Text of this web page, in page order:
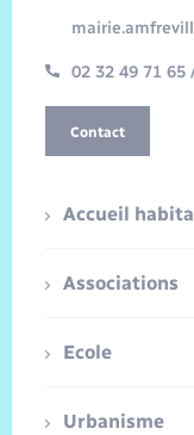
02 32 49 71 65
Contact
Accueil
Associations
Ecole
Urbanisme